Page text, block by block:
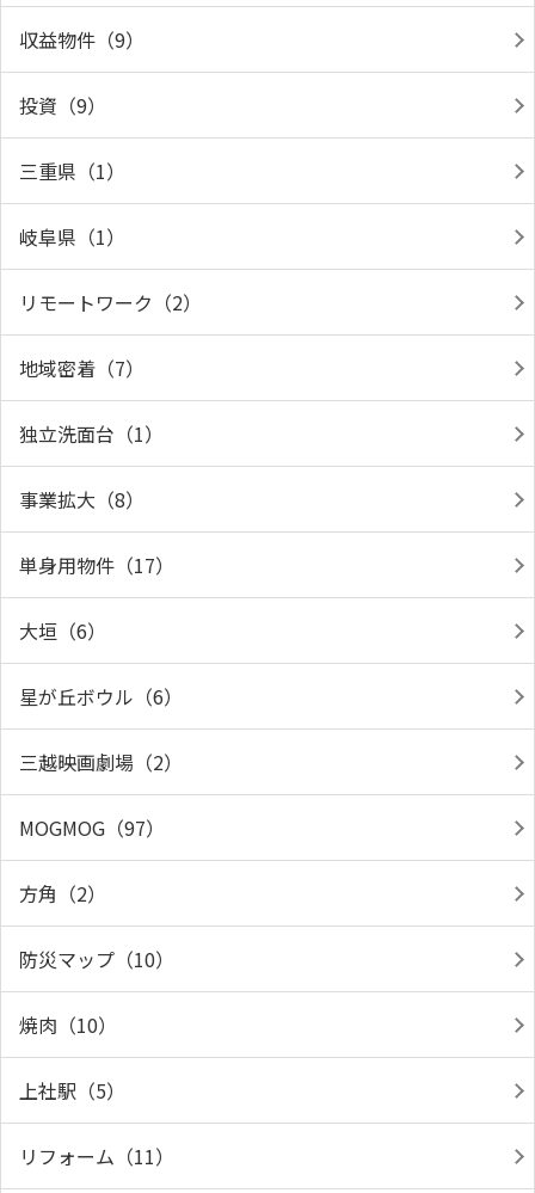
収益物件（9）
投資（9）
三重県（1）
岐阜県（1）
リモートワーク（2）
地域密着（7）
独立洗面台（1）
事業拡大（8）
単身用物件（17）
大垣（6）
星が丘ボウル（6）
三越映画劇場（2）
MOGMOG（97）
方角（2）
防災マップ（10）
焼肉（10）
上社駅（5）
リフォーム（11）